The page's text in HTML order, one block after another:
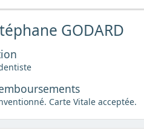
GODARD
Carte Vitale acceptée.